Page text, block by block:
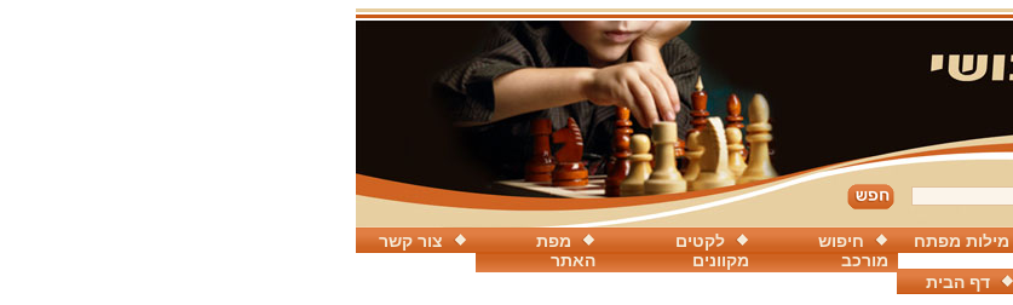
צור קשר
מפת
האתר
לקטים
מקוונים
חיפוש
מורכב
מילות מפתח
דף הבית